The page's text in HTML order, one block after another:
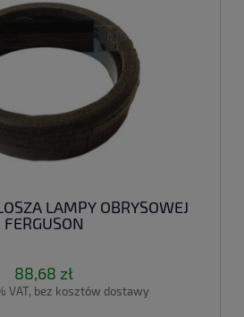
LAMPY OBRYSOWEJ
FERGUSON
88,68 zł
VAT, bez kosztów dostawy